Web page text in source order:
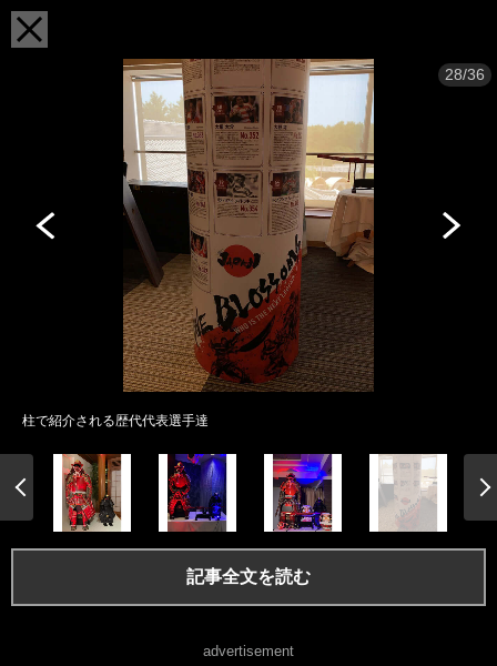
28/36
柱で紹介される歴代代表選手達
記事全文を読む
advertisement